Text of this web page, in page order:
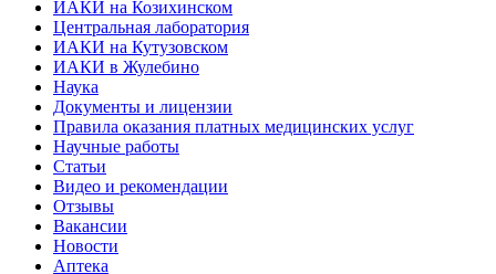
ИАКИ на Козихинском
Центральная лаборатория
ИАКИ на Кутузовском
ИАКИ в Жулебино
Наука
Документы и лицензии
Правила оказания платных медицинских услуг
Научные работы
Статьи
Видео и рекомендации
Отзывы
Вакансии
Новости
Аптека